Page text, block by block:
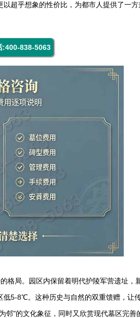
超乎想象的性价比，为都市人提供了一
838-5063
格局。园区内保留着明代护陵军营遗址，
5-8℃。这种历史与自然的双重馈赠，让
"的文化象征，同时又欣赏现代墓区完善